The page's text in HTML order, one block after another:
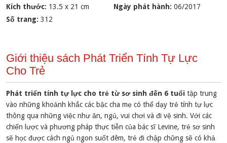
Kích thước: 13.5 x 21 cm Ngày phát hành: 06/2017
Số trang:312
Giới thiệu sách Phát Triển Tính Tự Lực
Cho Trẻ
Phát triển tính tự lực cho trẻ từ sơ sinh đến 6 tuổitập trung
vào những khoảnh khắc các bậc cha mẹ có thể dạy trẻ tính tự lực
thông qua những việc như ăn, ngủ, vui chơi và đi vệ sinh. Với các
chiến lược và phương pháp thực tiễn của bác sĩ Levine, trẻ sơ sinh
sẽ học được cách ngủ ngon suốt đêm, trẻ đi chập chững sẽ có khả